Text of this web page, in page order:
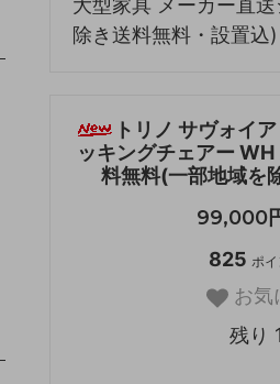
大型家具 メーカー直
除き送料無料・設置込)
トリノ サヴォイ
ッキングチェアー
料無料(一部地域を
99,000
825 ポ
お気
残り